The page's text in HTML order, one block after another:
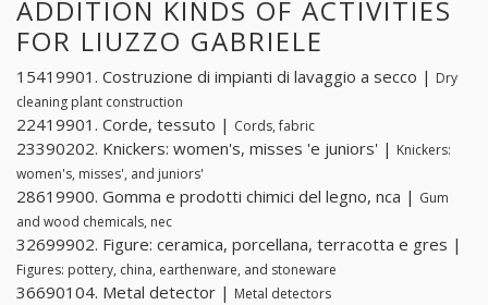
ADDITION KINDS OF ACTIVITIES
FOR LIUZZO GABRIELE
15419901. Costruzione di impianti di lavaggio a secco | Dry
cleaning plant construction
22419901. Corde, tessuto | Cords, fabric
23390202. Knickers: women's, misses 'e juniors' | Knickers:
women's, misses', and juniors'
28619900. Gomma e prodotti chimici del legno, nca | Gum
and wood chemicals, nec
32699902. Figure: ceramica, porcellana, terracotta e gres |
Figures: pottery, china, earthenware, and stoneware
36690104. Metal detector | Metal detectors